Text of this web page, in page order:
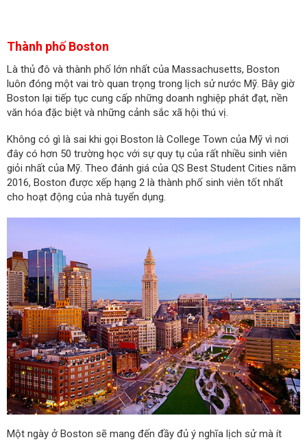
Thành phố Boston
Là thủ đô và thành phố lớn nhất của Massachusetts, Boston
luôn đóng một vai trò quan trọng trong lịch sử nước Mỹ. Bây giờ
Boston lại tiếp tục cung cấp những doanh nghiệp phát đạt, nền
văn hóa đặc biệt và những cảnh sắc xã hội thú vị.
Không có gì là sai khi gọi Boston là College Town của Mỹ vì nơi
đây có hơn 50 trường học với sự quy tụ của rất nhiều sinh viên
giỏi nhất của Mỹ. Theo đánh giá của QS Best Student Cities năm
2016, Boston được xếp hạng 2 là thành phố sinh viên tốt nhất
cho hoạt động của nhà tuyển dụng.
Một ngày ở Boston sẽ mang đến đầy đủ ý nghĩa lịch sử mà ít